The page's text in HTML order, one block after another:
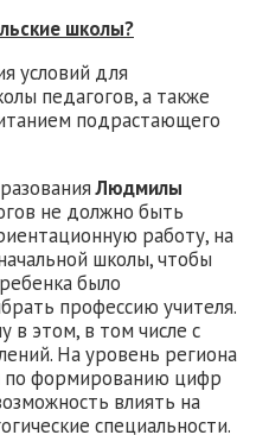
школы?
условий для
педагогов, а также
подрастающего
Людмилы
не должно быть
работу, на
школы, чтобы
было
профессию учителя.
в этом, в том числе с
На уровень региона
по формированию цифр
влиять на
специальности.